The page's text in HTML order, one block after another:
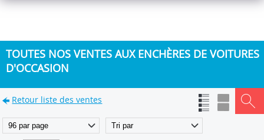
TOUTES NOS VENTES AUX ENCHÈRES DE VOITURES
D'OCCASION
Retour liste des ventes